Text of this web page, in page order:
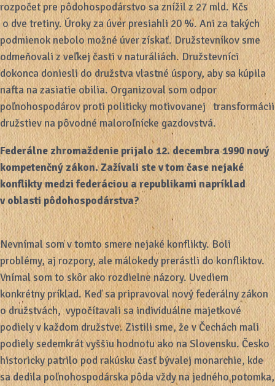
rozpočet pre pôdohospodárstvo sa znížil z 27 mld. Kčs
o dve tretiny. Úroky za úver presiahli 20 %. Ani za takých
podmienok nebolo možné úver získať. Družstevníkov sme
odmeňovali z veľkej časti v naturáliách. Družstevníci
dokonca doniesli do družstva vlastné úspory, aby sa kúpila
nafta na zasiatie obilia. Organizoval som odpor
poľnohospodárov proti politicky motivovanej transformácii
družstiev na pôvodné maloroľnícke gazdovstvá.
Federálne zhromaždenie prijalo 12. decembra 1990 nový
kompetenčný zákon. Zažívali ste v tom čase nejaké
konflikty medzi federáciou a republikami napríklad
v oblasti pôdohospodárstva?
Nevnímal som v tomto smere nejaké konflikty. Boli
problémy, aj rozpory, ale málokedy prerástli do konfliktov.
Vnímal som to skôr ako rozdielne názory. Uvediem
konkrétny príklad. Keď sa pripravoval nový federálny zákon
o družstvách, vypočítavali sa individuálne majetkové
podiely v každom družstve. Zistili sme, že v Čechách mali
podiely sedemkrát vyššiu hodnotu ako na Slovensku. Česko
historicky patrilo pod rakúsku časť bývalej monarchie, kde
sa dedila poľnohospodárska pôda vždy na jedného potomka,